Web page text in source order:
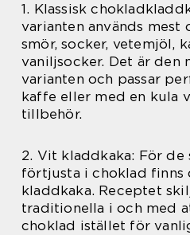
1. Klassisk
varianten används mest
smör, socker, vetemjöl,
vaniljsocker. Det är den
varianten och passar
kaffe eller med en kula
tillbehör.
2. Vit kladdkaka: För de
förtjusta i choklad finns
kladdkaka. Receptet
traditionella i och med
choklad istället för